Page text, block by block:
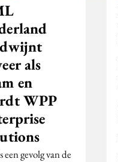
als
en
WPP
een gevolg van de